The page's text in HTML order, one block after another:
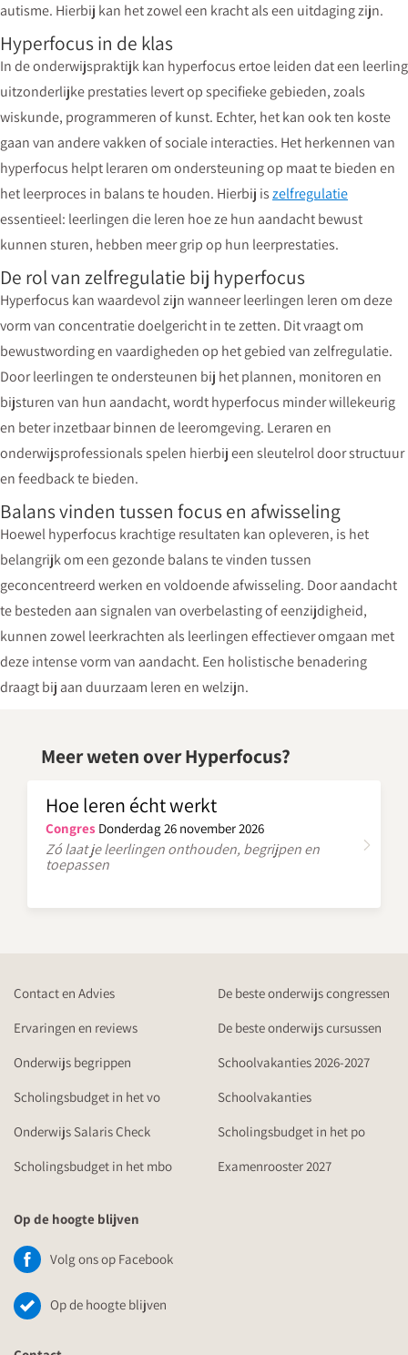
autisme. Hierbij kan het zowel een kracht als een uitdaging zijn.
Hyperfocus in de klas
In de onderwijspraktijk kan hyperfocus ertoe leiden dat een leerling
uitzonderlijke prestaties levert op specifieke gebieden, zoals
wiskunde, programmeren of kunst. Echter, het kan ook ten koste
gaan van andere vakken of sociale interacties. Het herkennen van
hyperfocus helpt leraren om ondersteuning op maat te bieden en
het leerproces in balans te houden. Hierbij iszelfregulatie
essentieel: leerlingen die leren hoe ze hun aandacht bewust
kunnen sturen, hebben meer grip op hun leerprestaties.
De rol van zelfregulatie bij hyperfocus
Hyperfocus kan waardevol zijn wanneer leerlingen leren om deze
vorm van concentratie doelgericht in te zetten. Dit vraagt om
bewustwording en vaardigheden op het gebied van zelfregulatie.
Door leerlingen te ondersteunen bij het plannen, monitoren en
bijsturen van hun aandacht, wordt hyperfocus minder willekeurig
en beter inzetbaar binnen de leeromgeving. Leraren en
onderwijsprofessionals spelen hierbij een sleutelrol door structuur
en feedback te bieden.
Balans vinden tussen focus en afwisseling
Hoewel hyperfocus krachtige resultaten kan opleveren, is het
belangrijk om een gezonde balans te vinden tussen
geconcentreerd werken en voldoende afwisseling. Door aandacht
te besteden aan signalen van overbelasting of eenzijdigheid,
kunnen zowel leerkrachten als leerlingen effectiever omgaan met
deze intense vorm van aandacht. Een holistische benadering
draagt bij aan duurzaam leren en welzijn.
Meer weten over Hyperfocus?
Hoe leren écht werkt
Congres Donderdag 26 november 2026
Zó laat je leerlingen onthouden, begrijpen en
toepassen
Contact en Advies
De beste onderwijs congressen
Ervaringen en reviews
De beste onderwijs cursussen
Onderwijs begrippen
Schoolvakanties 2026-2027
Scholingsbudget in het vo
Schoolvakanties
Onderwijs Salaris Check
Scholingsbudget in het po
Scholingsbudget in het mbo
Examenrooster 2027
Op de hoogte blijven
Volg ons op Facebook
Op de hoogte blijven